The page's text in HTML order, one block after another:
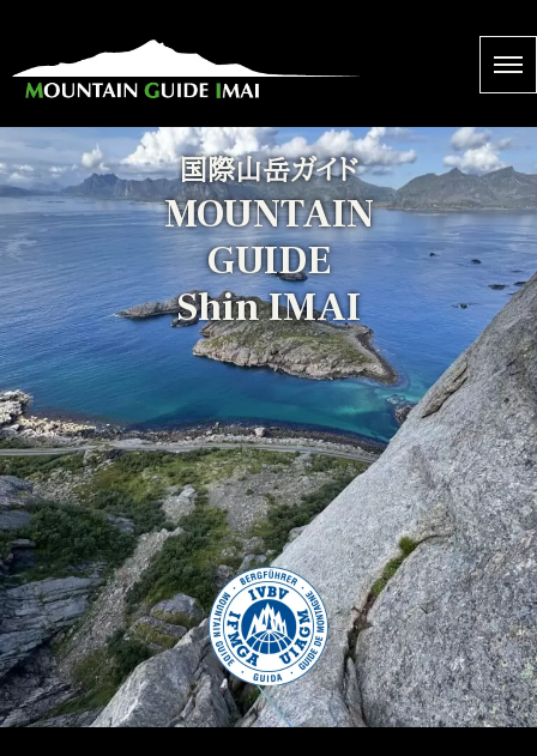
国際山岳ガイド
MOUNTAIN
GUIDE
Shin IMAI